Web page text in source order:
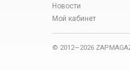
Новости
Мой кабинет
© 2012—2026